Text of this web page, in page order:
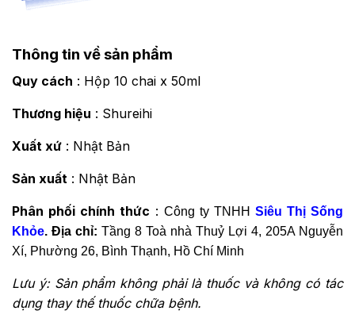
Thông tin về sản phẩm
Quy cách : Hộp 10 chai x 50ml
Thương hiệu : Shureihi
Xuất xứ : Nhật Bản
Sản xuất : Nhật Bản
Phân phối chính thức : Công ty TNHH Siêu Thị Sống
Khỏe. Địa chỉ: Tầng 8 Toà nhà Thuỷ Lợi 4, 205A Nguyễn
Xí, Phường 26, Bình Thạnh, Hồ Chí Minh
Lưu ý: Sản phẩm không phải là thuốc và không có tác
dụng thay thế thuốc chữa bệnh.